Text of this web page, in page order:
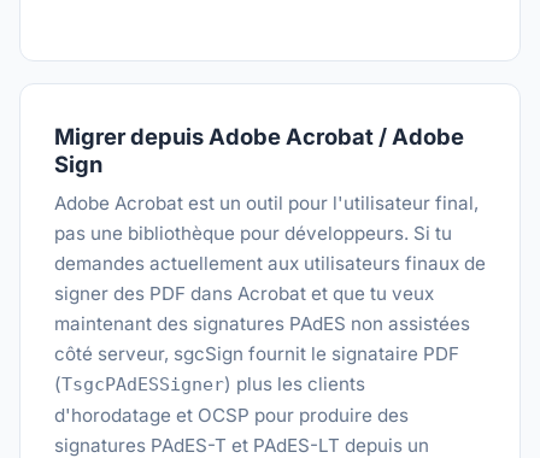
Migrer depuis Adobe Acrobat / Adobe
Sign
Adobe Acrobat est un outil pour l'utilisateur final,
pas une bibliothèque pour développeurs. Si tu
demandes actuellement aux utilisateurs finaux de
signer des PDF dans Acrobat et que tu veux
maintenant des signatures PAdES non assistées
côté serveur, sgcSign fournit le signataire PDF
(TsgcPAdESSigner) plus les clients
d'horodatage et OCSP pour produire des
signatures PAdES-T et PAdES-LT depuis un